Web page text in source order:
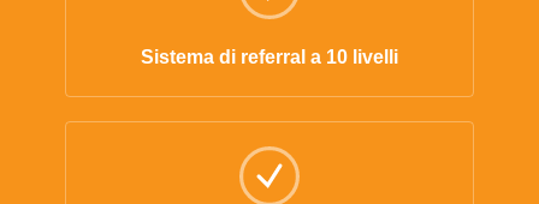
Sistema di referral a 10 livelli